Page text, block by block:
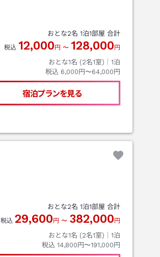
おとな2名 1泊1部屋 合計
税込 12,000 円 〜 128,000 円
おとな1名 (2名1室)｜ 1泊
税込 6,000円〜64,000円
宿泊プランを見る
おとな2名 1泊1部屋 合計
税込 29,600 円 〜 382,000 円
おとな1名 (2名1室)｜ 1泊
税込 14,800円〜191,000円